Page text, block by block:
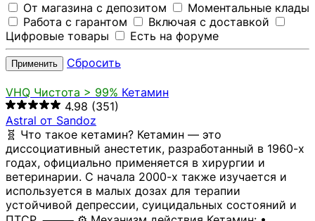
От магазина с депозитом
Моментальные клады
Работа с гарантом
Включая с доставкой
Цифровые товары
Есть на форуме
Применить Сбросить
VHQ Чистота > 99% Кетамин
4.98 (351)
Astral от Sandoz
🧬 Что такое кетамин? Кетамин — это
диссоциативный анестетик, разработанный в 1960-х
годах, официально применяется в хирургии и
ветеринарии. С начала 2000-х также изучается и
используется в малых дозах для терапии
устойчивой депрессии, суицидальных состояний и